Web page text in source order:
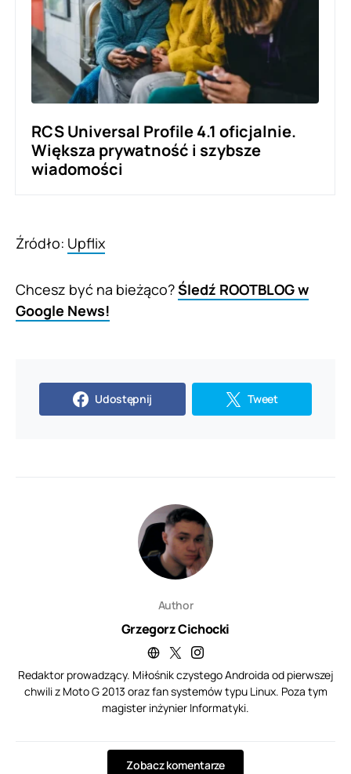
RCS Universal Profile 4.1 oficjalnie.
Większa prywatność i szybsze
wiadomości
Źródło: Upflix
Chcesz być na bieżąco?Śledź ROOTBLOG w
Google News!
Udostępnij Tweet
Author
Grzegorz Cichocki
Redaktor prowadzący. Miłośnik czystego Androida od pierwszej
chwili z Moto G 2013 oraz fan systemów typu Linux. Poza tym
magister inżynier Informatyki.
Zobacz komentarze